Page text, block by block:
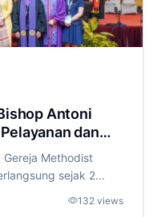
Antoni
dan
Gereja Methodist
sejak 2...
132 views